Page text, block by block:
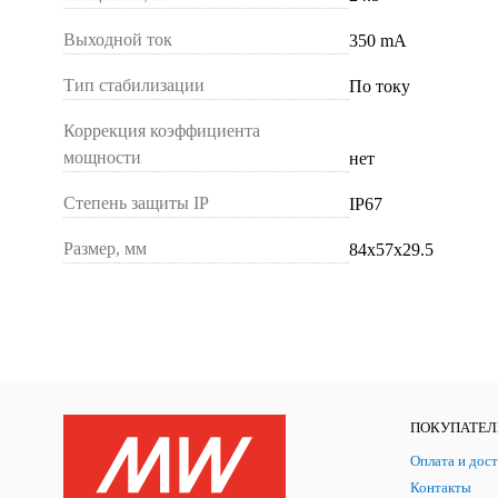
Выходной ток 350 mA
Тип стабилизации По току
Коррекция коэффициента
мощности
нет
Степень защиты IP IP67
Размер, мм 84х57х29.5
Оплата и
Контакты